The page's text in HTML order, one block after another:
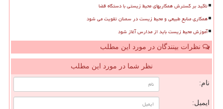
تاکید بر گسترش همکاریهای محیط زیستی با دستگاه قضا
همکاری منابع طبیعی و محیط زیست در سمنان تقویت می شود
آموزش محیط زیست باید از مدارس آغاز شود
نظرات بینندگان در مورد این مطلب
نظر شما در مورد این مطلب
نام:
ایمیل: